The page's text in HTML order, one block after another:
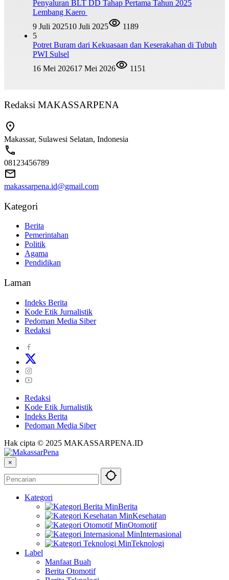
Penyaluran BLT DD Tahap Pertama Tahun 2025
Lembang Kaero
9 Juli 202510 Juli 2025
1189
5
Potret Buram dari Kekuasaan dan Keserakahan di Tubuh
PWI Sulsel
16 Mei 202617 Mei 2026 1151
Redaksi MAKASSARPENA
Makassar, Sulawesi Selatan, Indonesia
08123456789
makassarpena.id@gmail.com
Kategori
Berita
Pemerintahan
Politik
Agama
Pendidikan
Laman
Indeks Berita
Kode Etik Jurnalistik
Pedoman Media Siber
Redaksi
Redaksi
Kode Etik Jurnalistik
Indeks Berita
Pedoman Media Siber
Hak cipta © 2025 MAKASSARPENA.ID
×
Kategori
Berita
Kesehatan
Otomotif
Internasional
Teknologi
Label
Manfaat Buah
Berita Otomotif